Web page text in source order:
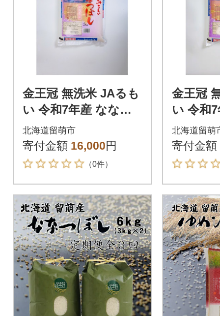
金王冠 無洗米 JAるも
い 令和7年産 ななつ
ぼし 5kg 特A 白米
北海道留萌市
寄付金額 16,000円
（0件）
金王冠
い 令和
ぼし
北海道留萌
寄付金額